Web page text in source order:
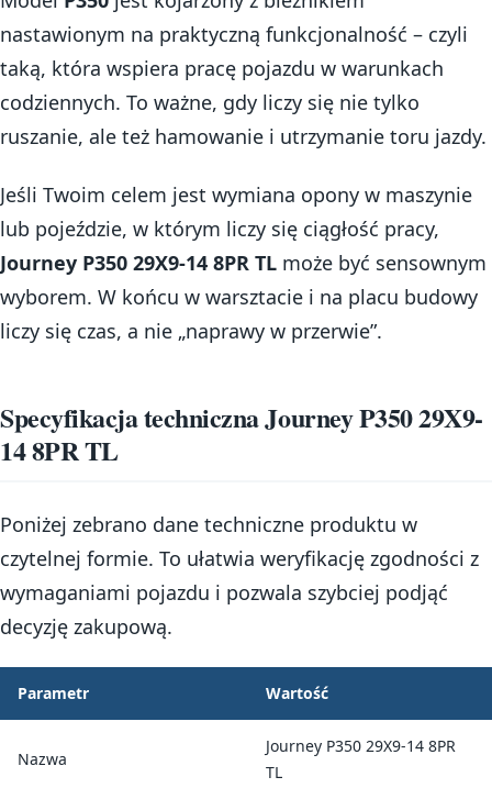
nastawionym na praktyczną funkcjonalność – czyli
taką, która wspiera pracę pojazdu w warunkach
codziennych. To ważne, gdy liczy się nie tylko
ruszanie, ale też hamowanie i utrzymanie toru jazdy.
Jeśli Twoim celem jest wymiana opony w maszynie
lub pojeździe, w którym liczy się ciągłość pracy,
Journey P350 29X9-14 8PR TL może być sensownym
wyborem. W końcu w warsztacie i na placu budowy
liczy się czas, a nie „naprawy w przerwie”.
Specyfikacja techniczna Journey P350 29X9-
14 8PR TL
Poniżej zebrano dane techniczne produktu w
czytelnej formie. To ułatwia weryfikację zgodności z
wymaganiami pojazdu i pozwala szybciej podjąć
decyzję zakupową.
Parametr Wartość
Nazwa
Journey P350 29X9-14 8PR
TL